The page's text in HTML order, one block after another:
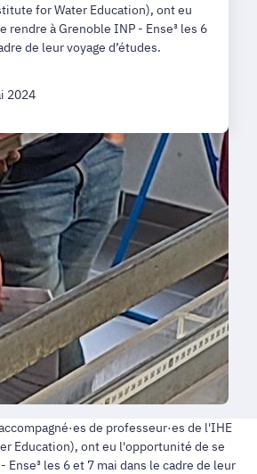
for Water Education), ont eu
rendre à Grenoble INP - Ense³ les 6
de leur voyage d’études.
2024
de professeur·es de l'IHE
Education), ont eu l'opportunité de se
Ense³ les 6 et 7 mai dans le cadre de leur